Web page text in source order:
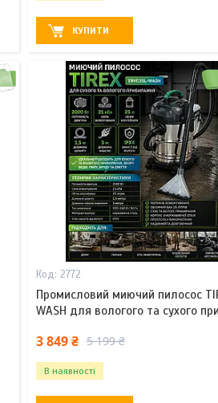
КУПИТИ
2772
Промисловий миючий пилосос
WASH для вологого та сухого
3 849 ₴ 5 199 ₴
В наявності